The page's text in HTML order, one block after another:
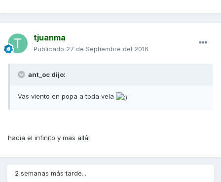
tjuanma
Publicado 27 de Septiembre del 2016
ant_oc dijo:
Vas viento en popa a toda vela
hacia el infinito y mas allá!
2 semanas más tarde...